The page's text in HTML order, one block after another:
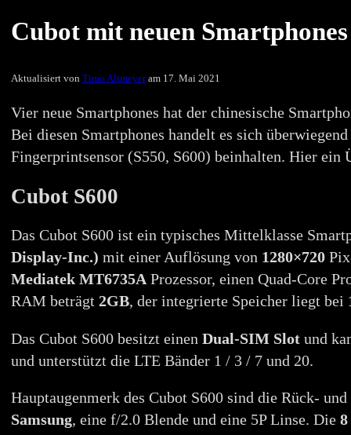
Cubot mit neuen
Aktualisiert von Timo Altmeyeram 17. Mai 2021
Vier neue Smartphones hat der chinesische
Bei diesen Smartphones handelt es sich
Fingerprintsensor (S550, S600) beinhalten. Hier ein
Cubot S600
Das Cubot S600 ist ein typisches Mittelklasse
Display-Inc.) mit einer Auflösung von 1280×720
Mediatek MT6735A Prozessor, einen Quad-Core
RAM beträgt 2GB, der integrierte Speicher liegt bei
Das Cubot S600 besitzt einen Dual-SIM Slotund
und unterstützt die LTE Bänder 1 / 3 / 7 und 20.
Hauptaugenmerk des Cubot S600 sind die Rück-
Samsung, eine f/2.0 Blende und eine 5P Linse. Die